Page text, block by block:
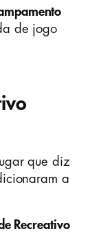
de jogo
que diz
a
Recreativo